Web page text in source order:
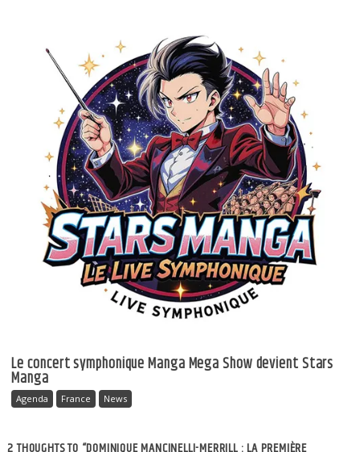
Le concert symphonique Manga Mega Show devient Stars
Manga
Agenda France News